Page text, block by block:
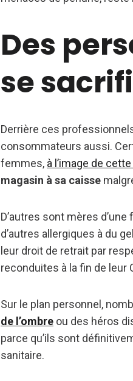
Des
se
Derrière ces
consommateurs aussi.
femmes, à l’image de
magasin à sa caisse
D’autres sont mères
d’autres allergiques à du
leur droit de retrait par
reconduites à la fin de leur
Sur le plan personnel,
de l’ombre ou des héros
parce qu’ils sont
sanitaire.